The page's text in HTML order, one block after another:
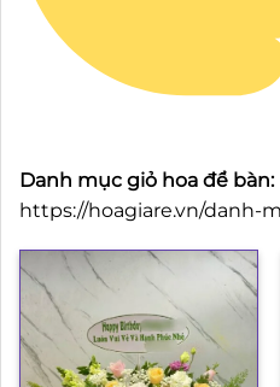
Danh mục giỏ hoa để bàn:
https://hoagiare.vn/danh-